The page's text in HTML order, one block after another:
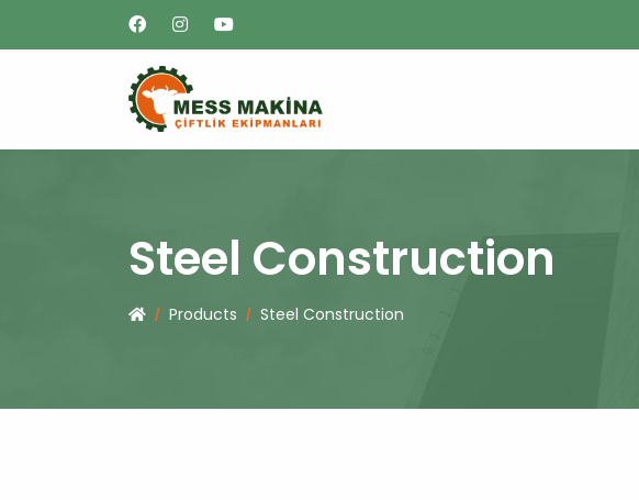
Steel Construction
Products Steel Construction